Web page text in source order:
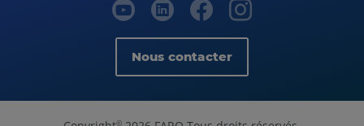
Nous contacter
©